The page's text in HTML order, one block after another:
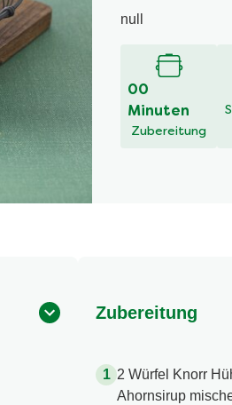
null
00
Minuten
Zubereitung
Zubereitung
2 Würfel Knorr
Ahornsirup